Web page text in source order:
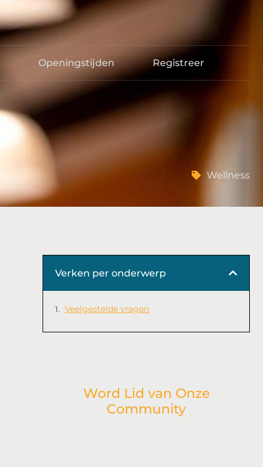
Openingstijden Registreer
Wellness
Verken per onderwerp
Veelgestelde vragen
Word Lid van Onze
Community